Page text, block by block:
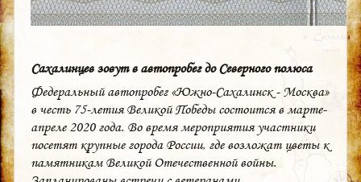
Сахалинцев зовут в автопробег до Северного полюса
Федеральный автопробег «Южно-Сахалинск - Москва»
в честь 75-летия Великой Победы состоится в марте-
апреле 2020 года. Во время мероприятия участники
посетят крупные города России, где возложат цветы к
памятникам Великой Отечественной войны.